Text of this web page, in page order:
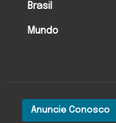
Anuncie Conosco
Brasil
Mundo